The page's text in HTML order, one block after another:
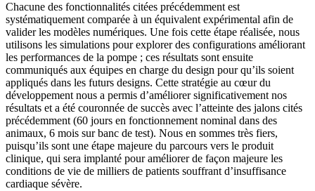
Chacune des fonctionnalités citées précédemment est
systématiquement comparée à un équivalent expérimental afin de
valider les modèles numériques. Une fois cette étape réalisée, nous
utilisons les simulations pour explorer des configurations améliorant
les performances de la pompe ; ces résultats sont ensuite
communiqués aux équipes en charge du design pour qu’ils soient
appliqués dans les futurs designs. Cette stratégie au cœur du
développement nous a permis d’améliorer significativement nos
résultats et a été couronnée de succès avec l’atteinte des jalons cités
précédemment (60 jours en fonctionnement nominal dans des
animaux, 6 mois sur banc de test). Nous en sommes très fiers,
puisqu’ils sont une étape majeure du parcours vers le produit
clinique, qui sera implanté pour améliorer de façon majeure les
conditions de vie de milliers de patients souffrant d’insuffisance
cardiaque sévère.